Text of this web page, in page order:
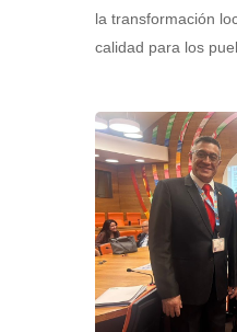
la transformación
calidad para los